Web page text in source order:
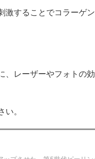
することでコラーゲ
、レーザーやフォトの
。